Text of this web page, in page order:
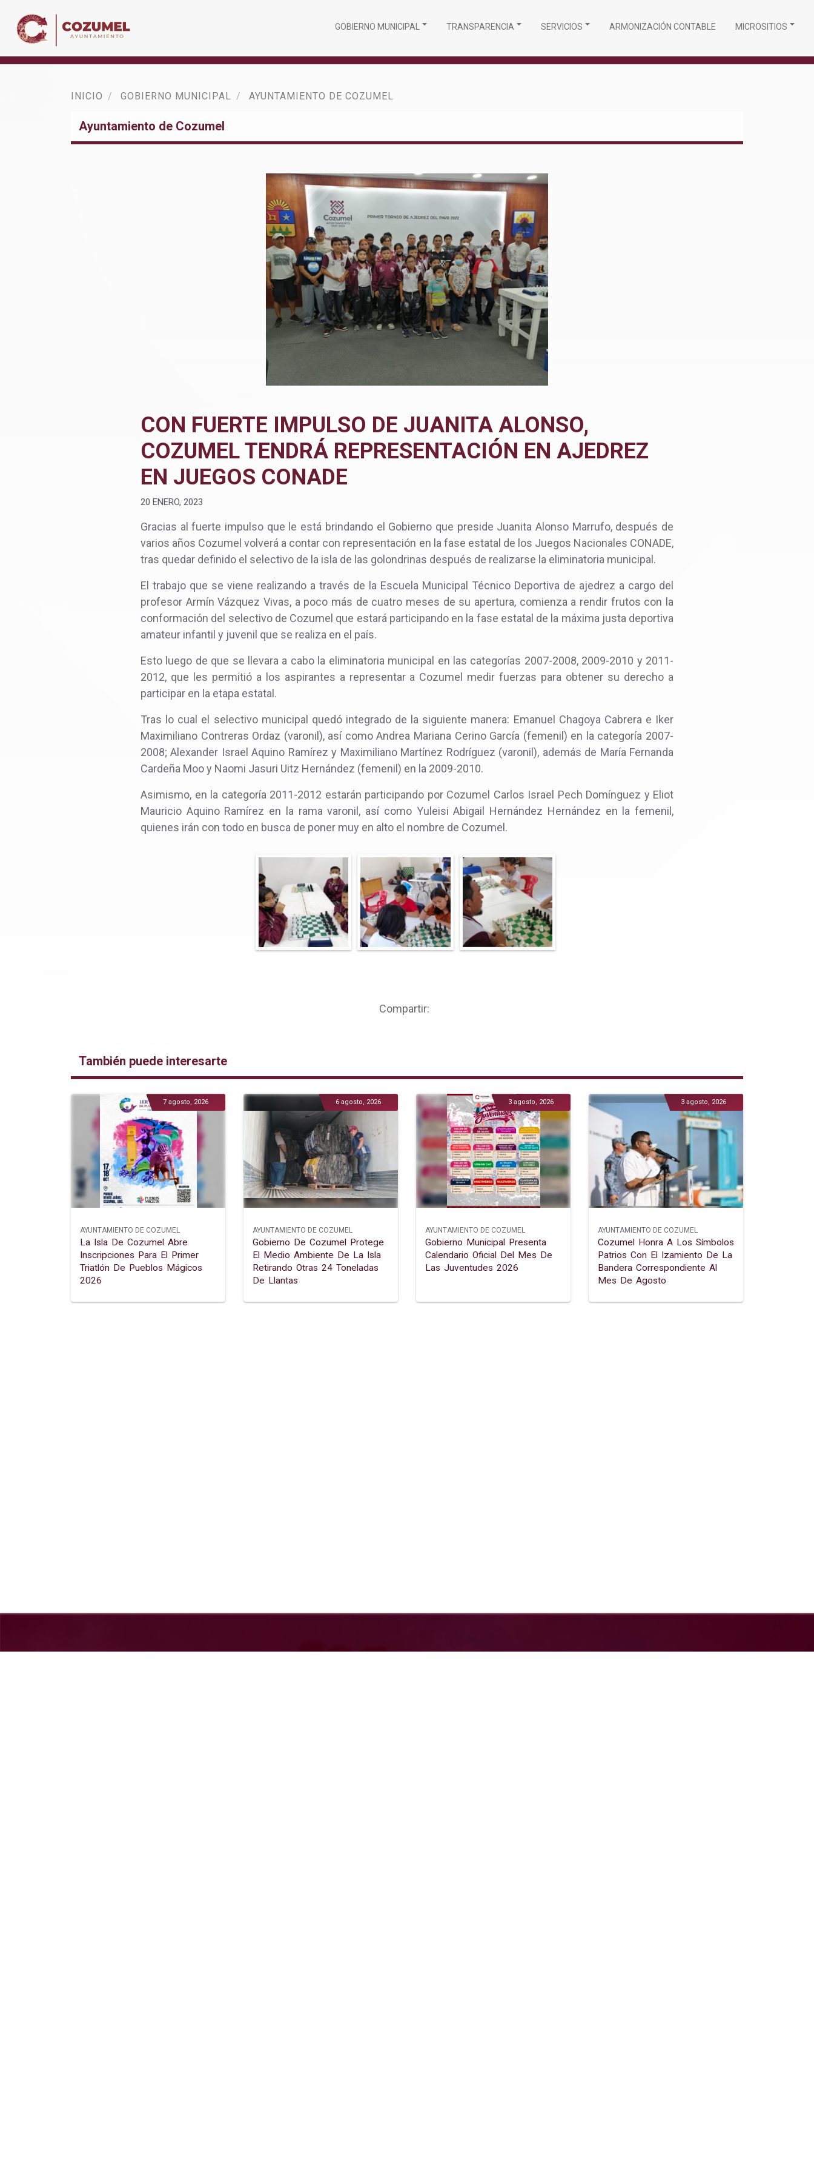
GOBIERNO MUNICIPAL TRANSPARENCIA SERVICIOS ARMONIZACIÓN CONTABLE MICROSITIOS
INICIO GOBIERNO MUNICIPAL AYUNTAMIENTO DE COZUMEL
Ayuntamiento de Cozumel
CON FUERTE IMPULSO DE JUANITA ALONSO,
COZUMEL TENDRÁ REPRESENTACIÓN EN AJEDREZ
EN JUEGOS CONADE
20 ENERO, 2023
Gracias al fuerte impulso que le está brindando el Gobierno que preside Juanita Alonso Marrufo, después de
varios años Cozumel volverá a contar con representación en la fase estatal de los Juegos Nacionales CONADE,
tras quedar definido el selectivo de la isla de las golondrinas después de realizarse la eliminatoria municipal.
El trabajo que se viene realizando a través de la Escuela Municipal Técnico Deportiva de ajedrez a cargo del
profesor Armín Vázquez Vivas, a poco más de cuatro meses de su apertura, comienza a rendir frutos con la
conformación del selectivo de Cozumel que estará participando en la fase estatal de la máxima justa deportiva
amateur infantil y juvenil que se realiza en el país.
Esto luego de que se llevara a cabo la eliminatoria municipal en las categorías 2007-2008, 2009-2010 y 2011-
2012, que les permitió a los aspirantes a representar a Cozumel medir fuerzas para obtener su derecho a
participar en la etapa estatal.
Tras lo cual el selectivo municipal quedó integrado de la siguiente manera: Emanuel Chagoya Cabrera e Iker
Maximiliano Contreras Ordaz (varonil), así como Andrea Mariana Cerino García (femenil) en la categoría 2007-
2008; Alexander Israel Aquino Ramírez y Maximiliano Martínez Rodríguez (varonil), además de María Fernanda
Cardeña Moo y Naomi Jasuri Uitz Hernández (femenil) en la 2009-2010.
Asimismo, en la categoría 2011-2012 estarán participando por Cozumel Carlos Israel Pech Domínguez y Eliot
Mauricio Aquino Ramírez en la rama varonil, así como Yuleisi Abigail Hernández Hernández en la femenil,
quienes irán con todo en busca de poner muy en alto el nombre de Cozumel.
Compartir:
También puede interesarte
7 agosto, 2026
AYUNTAMIENTO DE COZUMEL
La Isla De Cozumel Abre
Inscripciones Para El Primer
Triatlón De Pueblos Mágicos
2026
6 agosto, 2026
AYUNTAMIENTO DE COZUMEL
Gobierno De Cozumel Protege
El Medio Ambiente De La Isla
Retirando Otras 24 Toneladas
De Llantas
3 agosto, 2026
AYUNTAMIENTO DE COZUMEL
Gobierno Municipal Presenta
Calendario Oficial Del Mes De
Las Juventudes 2026
3 agosto, 2026
AYUNTAMIENTO DE COZUMEL
Cozumel Honra A Los Símbolos
Patrios Con El Izamiento De La
Bandera Correspondiente Al
Mes De Agosto